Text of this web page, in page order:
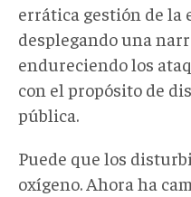
errática gestión de la
desplegando una
endureciendo los
con el propósito de
pública.
Puede que los
oxígeno. Ahora ha